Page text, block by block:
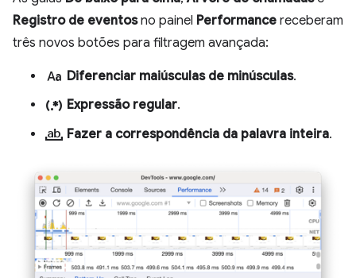
Registro de eventosno painel Performance receberam
três novos botões para filtragem avançada:
match_case Diferenciar maiúsculas de minúsculas.
regular_expression Expressão regular.
match_word Fazer a correspondência da palavra inteira.